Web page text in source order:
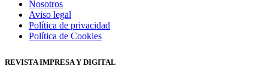
Nosotros
Aviso legal
Política de privacidad
Política de Cookies
REVISTA IMPRESA Y DIGITAL